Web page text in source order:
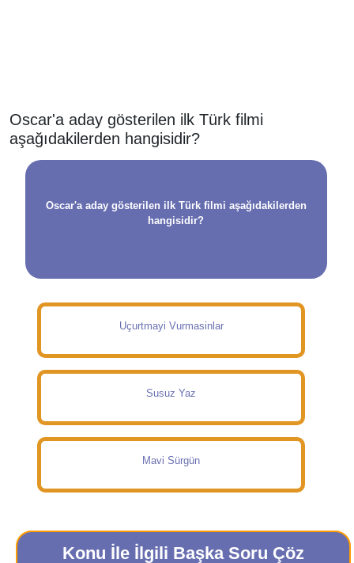
Oscar'a aday gösterilen ilk Türk filmi
aşağıdakilerden hangisidir?
Oscar'a aday gösterilen ilk Türk filmi aşağıdakilerden
hangisidir?
Uçurtmayi Vurmasinlar
Susuz Yaz
Mavi Sürgün
Konu İle İlgili Başka Soru Çöz